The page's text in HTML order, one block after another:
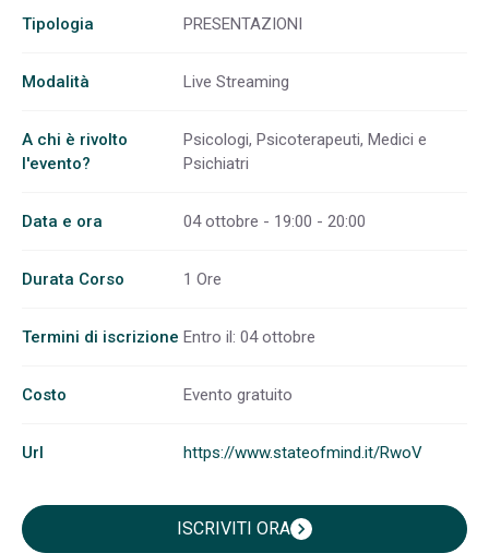
Tipologia PRESENTAZIONI
Modalità Live Streaming
A chi è rivolto
l'evento?
Psicologi, Psicoterapeuti, Medici e
Psichiatri
Data e ora 04 ottobre - 19:00 - 20:00
Durata Corso 1 Ore
Termini di iscrizione Entro il: 04 ottobre
Costo Evento gratuito
Url https://www.stateofmind.it/RwoV
ISCRIVITI ORAchevron_right